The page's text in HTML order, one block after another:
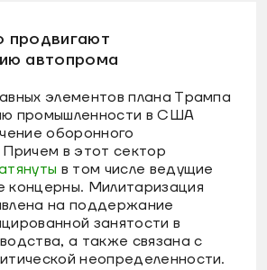
продвигают
автопрома
элементов плана Трампа
промышленности в США
оборонного
в этот сектор
в том числе ведущие
концерны. Милитаризация
на поддержание
занятости в
а также связана с
неопределенности.